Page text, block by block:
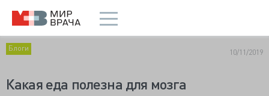
Блоги 10/11/2019
Какая еда полезна для мозга